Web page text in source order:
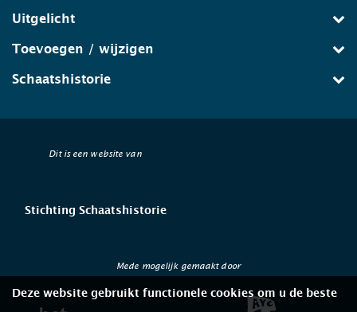
Uitgelicht
Toevoegen / wijzigen
Schaatshistorie
Dit is een website van
Stichting Schaatshistorie
Mede mogelijk gemaakt door
Deze website gebruikt functionele cookies om u de beste